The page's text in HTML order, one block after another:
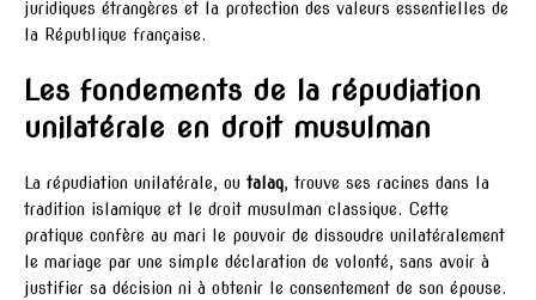
juridiques étrangères et la protection des valeurs essentielles de
la République française.
Les fondements de la répudiation
unilatérale en droit musulman
La répudiation unilatérale, ou talaq, trouve ses racines dans la
tradition islamique et le droit musulman classique. Cette
pratique confère au mari le pouvoir de dissoudre unilatéralement
le mariage par une simple déclaration de volonté, sans avoir à
justifier sa décision ni à obtenir le consentement de son épouse.